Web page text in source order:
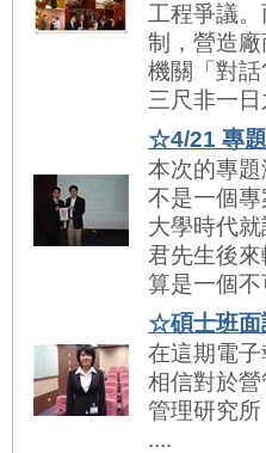
工程爭議
制，營造
機關「對
三尺非一日
☆4/21 專
本次的專
不是一個
大學時代
君先生後
算是一個
☆碩士班
在這期電
相信對於
管理研究
....